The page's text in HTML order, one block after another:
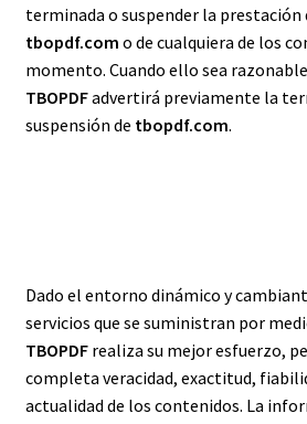
terminada o suspender la prestación
tbopdf.com o de cualquiera de los
momento. Cuando ello sea
TBOPDFadvertirá previamente la
suspensión de tbopdf.com.
Dado el entorno dinámico y
servicios que se suministran por
TBOPDFrealiza su mejor esfuerzo,
completa veracidad, exactitud,
actualidad de los contenidos. La